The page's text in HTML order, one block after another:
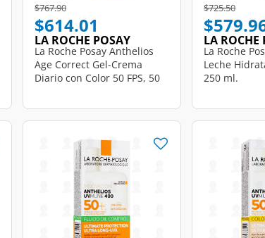
Price reduced from
$767.90to
$614.01
LA ROCHE POSAY
La Roche Posay Anthelios
Age Correct Gel-Crema
Diario con Color 50 FPS, 50
Price reduced
$725.50to
LA ROCHE
La Roche
Leche
250 ml.